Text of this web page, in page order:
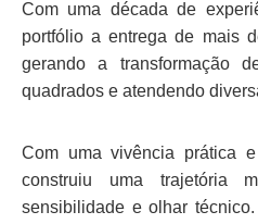
Com uma década de
portfólio a entrega de mais
gerando a transformação
quadrados e atendendo
Com uma vivência prática
construiu uma trajetória
sensibilidade e olhar